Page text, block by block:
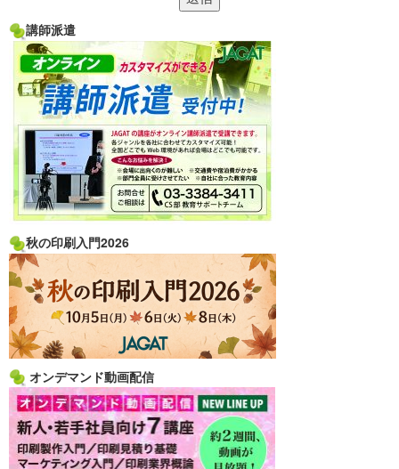
講師派遣
秋の印刷入門2026
オンデマンド動画配信